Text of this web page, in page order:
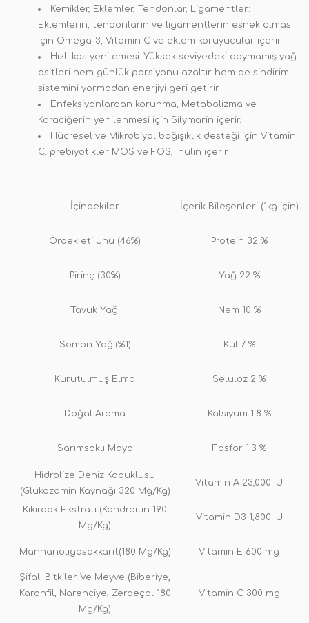
Kemikler, Eklemler, Tendonlar, Ligamentler:
Eklemlerin, tendonların ve ligamentlerin esnek olması
için Omega-3, Vitamin C ve eklem koruyucular içerir.
Hızlı kas yenilemesi: Yüksek seviyedeki doymamış yağ
asitleri hem günlük porsiyonu azaltır hem de sindirim
sistemini yormadan enerjiyi geri getirir.
Enfeksiyonlardan korunma, Metabolizma ve
Karaciğerin yenilenmesi için Silymarin içerir.
Hücresel ve Mikrobiyal bağışıklık desteği için Vitamin
C, prebiyotikler MOS ve FOS, inülin içerir.
İçindekiler İçerik Bileşenleri (1kg için)
Ördek eti unu (46%) Protein 32 %
Pirinç (30%) Yağ 22 %
Tavuk Yağı Nem 10 %
Somon Yağı(%1) Kül 7 %
Kurutulmuş Elma Seluloz 2 %
Doğal Aroma Kalsiyum 1.8 %
Sarımsaklı Maya Fosfor 1.3 %
Hidrolize Deniz Kabuklusu
(Glukozamin Kaynağı 320 Mg/Kg)
Vitamin A 23,000 IU
Kıkırdak Ekstratı (Kondroitin 190
Mg/Kg)
Vitamin D3 1,800 IU
Mannanoligosakkarit(180 Mg/Kg) Vitamin E 600 mg
Şifalı Bitkiler Ve Meyve (Biberiye,
Karanfil, Narenciye, Zerdeçal 180
Mg/Kg)
Vitamin C 300 mg